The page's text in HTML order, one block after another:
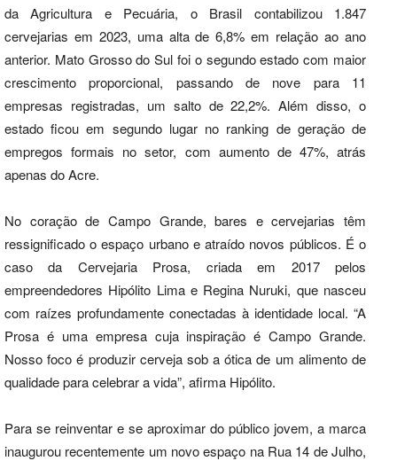
da Agricultura e Pecuária, o Brasil contabilizou 1.847
cervejarias em 2023, uma alta de 6,8% em relação ao ano
anterior. Mato Grosso do Sul foi o segundo estado com maior
crescimento proporcional, passando de nove para 11
empresas registradas, um salto de 22,2%. Além disso, o
estado ficou em segundo lugar no ranking de geração de
empregos formais no setor, com aumento de 47%, atrás
apenas do Acre.
No coração de Campo Grande, bares e cervejarias têm
ressignificado o espaço urbano e atraído novos públicos. É o
caso da Cervejaria Prosa, criada em 2017 pelos
empreendedores Hipólito Lima e Regina Nuruki, que nasceu
com raízes profundamente conectadas à identidade local. “A
Prosa é uma empresa cuja inspiração é Campo Grande.
Nosso foco é produzir cerveja sob a ótica de um alimento de
qualidade para celebrar a vida”, afirma Hipólito.
Para se reinventar e se aproximar do público jovem, a marca
inaugurou recentemente um novo espaço na Rua 14 de Julho,